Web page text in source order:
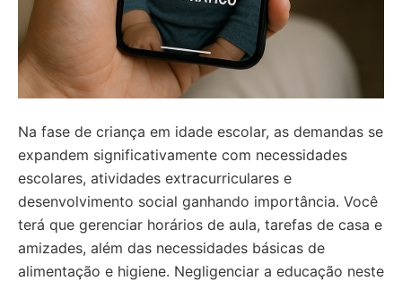
Na fase de criança em idade escolar, as demandas se
expandem significativamente com necessidades
escolares, atividades extracurriculares e
desenvolvimento social ganhando importância. Você
terá que gerenciar horários de aula, tarefas de casa e
amizades, além das necessidades básicas de
alimentação e higiene. Negligenciar a educação neste